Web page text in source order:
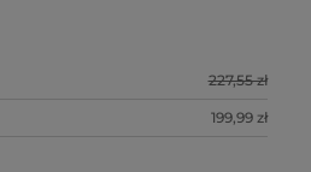
227,55 zł
199,99 zł